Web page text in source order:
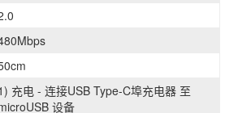
充电 - 连接USB Type-C埠充电器 至
设备